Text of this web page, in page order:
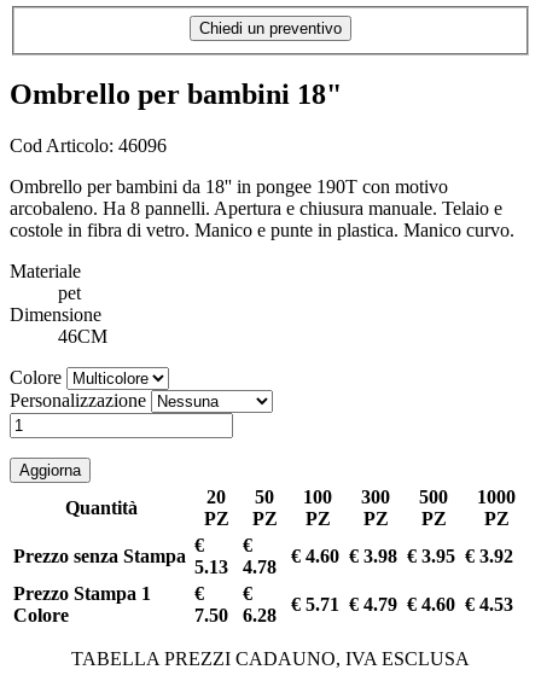
Chiedi un preventivo
Ombrello per bambini 18"
Cod Articolo: 46096
Ombrello per bambini da 18'' in pongee 190T con motivo
arcobaleno. Ha 8 pannelli. Apertura e chiusura manuale. Telaio e
costole in fibra di vetro. Manico e punte in plastica. Manico curvo.
Materiale
pet
Dimensione
46CM
Colore
Personalizzazione
Quantità
20
PZ
50
PZ
100
PZ
300
PZ
500
PZ
1000
PZ
Prezzo senza Stampa
€
5.13
€
4.78
€ 4.60 € 3.98 € 3.95 € 3.92
Prezzo Stampa 1
Colore
€
7.50
€
6.28
€ 5.71 € 4.79 € 4.60 € 4.53
TABELLA PREZZI CADAUNO, IVA ESCLUSA